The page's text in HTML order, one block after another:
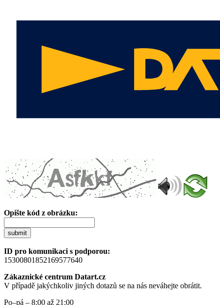
Opište kód z obrázku:
submit
ID pro komunikaci s podporou:
15300801852169577640
Zákaznické centrum Datart.cz
V případě jakýchkoliv jiných dotazů se na nás neváhejte obrátit.
Po–pá – 8:00 až 21:00